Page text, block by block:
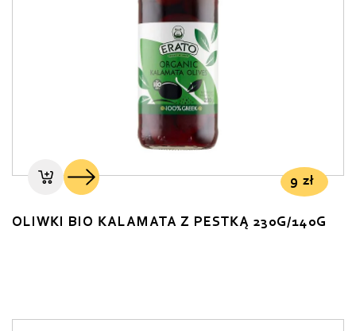
9 zł
OLIWKI BIO KALAMATA Z PESTKĄ 230G/140G